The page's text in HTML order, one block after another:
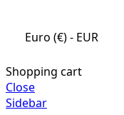
Euro (€) - EUR
Shopping cart
Close
Sidebar